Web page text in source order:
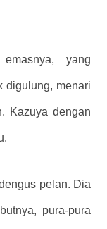
yang
digulung, menari
Kazuya dengan
pelan. Dia
pura-pura